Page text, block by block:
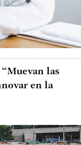
las
en la